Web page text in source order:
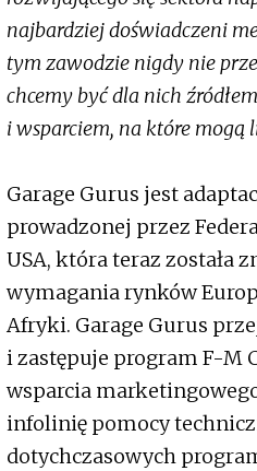
najbardziej doświadczeni
tym zawodzie nigdy nie
chcemy być dla nich
i wsparciem, na które mogą
Garage Gurus jest
prowadzonej przez
USA, która teraz została
wymagania rynków
Afryki. Garage Gurus
i zastępuje program F-M
wsparcia
infolinię pomocy
dotychczasowych